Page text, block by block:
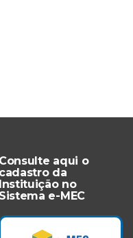
Consulte aqui o
cadastro da
Instituição no
Sistema e-MEC